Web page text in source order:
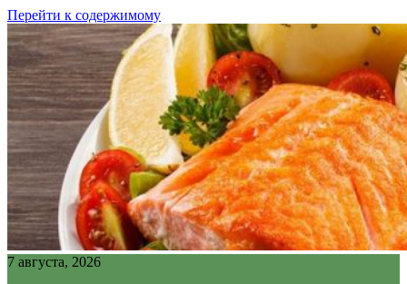
Перейти к содержимому
7 августа, 2026